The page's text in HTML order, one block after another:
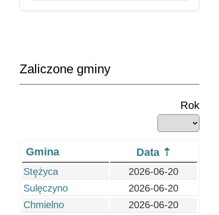
Zaliczone gminy
Rok
Gmina Data
Stężyca
2026-06-20
Sulęczyno
2026-06-20
Chmielno
2026-06-20